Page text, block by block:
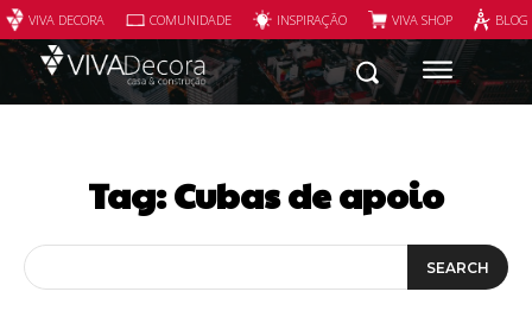
VIVA DECORA COMUNIDADE INSPIRAÇÃO VIVA SHOP
Tag:Cubas de apoio
SEARCH